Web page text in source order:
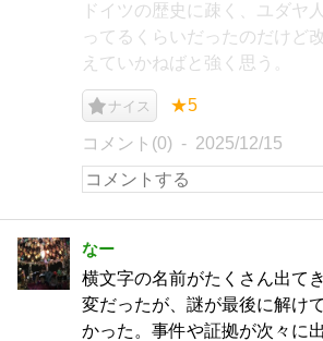
ドイツの歴史に疎く、ユダヤ
ってるくらいだったのだけど
えていかねばと強く思う。
ナイス ★5
コメント(0) 2025/12/15
なー
横文字の名前がたくさん出て
変だったが、謎が最後に解け
かった。事件や証拠が次々に